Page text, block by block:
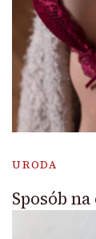
URODA
Sposób